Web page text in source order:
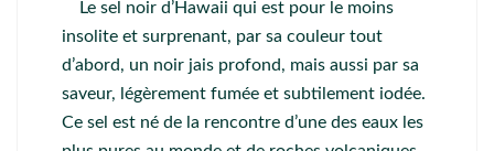
Le sel noir d’Hawaii qui est pour le moins
insolite et surprenant, par sa couleur tout
d’abord, un noir jais profond, mais aussi par sa
saveur, légèrement fumée et subtilement iodée.
Ce sel est né de la rencontre d’une des eaux les